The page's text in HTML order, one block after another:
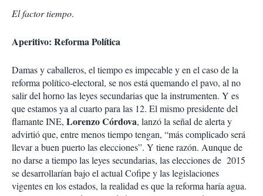
El factor tiempo.
Aperitivo: Reforma Política
Damas y caballeros, el tiempo es impecable y en el caso de la
reforma político-electoral, se nos está quemando el pavo, al no
salir del horno las leyes secundarias que la instrumenten. Y es
que estamos ya al cuarto para las 12. El mismo presidente del
flamante INE, Lorenzo Córdova, lanzó la señal de alerta y
advirtió que, entre menos tiempo tengan, “más complicado será
llevar a buen puerto las elecciones”. Y tiene razón. Aunque de
no darse a tiempo las leyes secundarias, las elecciones de 2015
se desarrollarían bajo el actual Cofipe y las legislaciones
vigentes en los estados, la realidad es que la reforma haría agua.